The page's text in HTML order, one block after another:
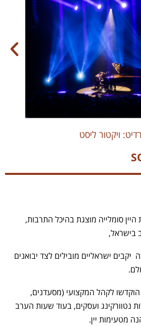
ויקטור ליסט
שתערוכת היין סומלייה מוצגת בהיכל התרבות,
בישראל,
ישראליים מובילים לצד יבואנים
לקהל המקצועי (מסעדנים,
נטוורקינג ועסקים, בעוד שעות הערב
מטעימות יין.